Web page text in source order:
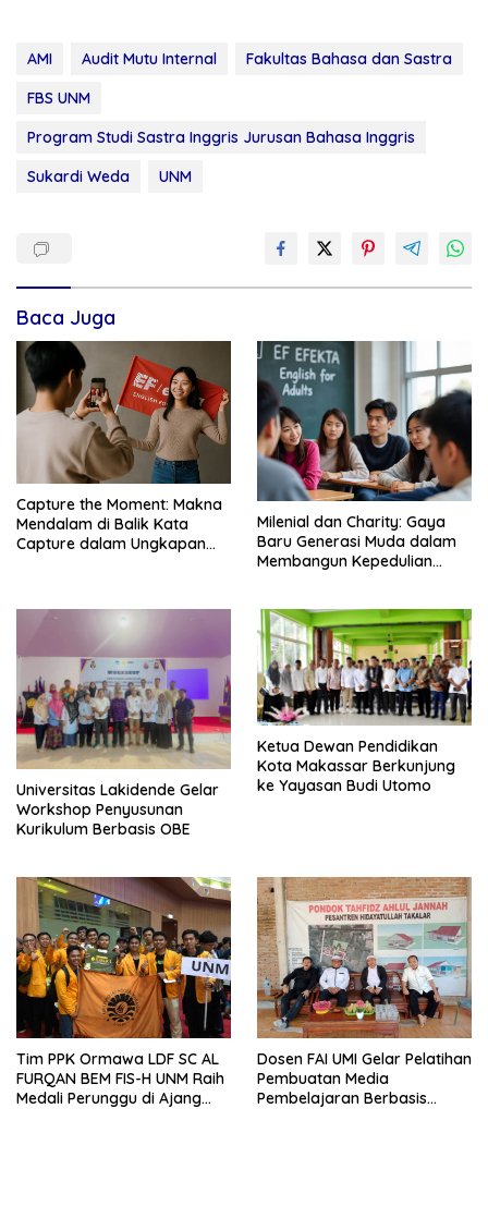
AMI Audit Mutu Internal
Fakultas Bahasa dan Sastra
FBS UNM
Program Studi Sastra Inggris Jurusan Bahasa Inggris
Sukardi Weda
UNM
Baca Juga
Capture the Moment: Makna
Mendalam di Balik Kata
Capture dalam Ungkapan
Milenial dan Charity: Gaya
Baru Generasi Muda dalam
Membangun Kepedulian
Universitas Lakidende Gelar
Workshop Penyusunan
Kurikulum Berbasis OBE
Ketua Dewan Pendidikan
Kota Makassar Berkunjung
ke Yayasan Budi Utomo
Tim PPK Ormawa LDF SC AL
FURQAN BEM FIS-H UNM Raih
Medali Perunggu di Ajang
Dosen FAI UMI Gelar Pelatihan
Pembuatan Media
Pembelajaran Berbasis